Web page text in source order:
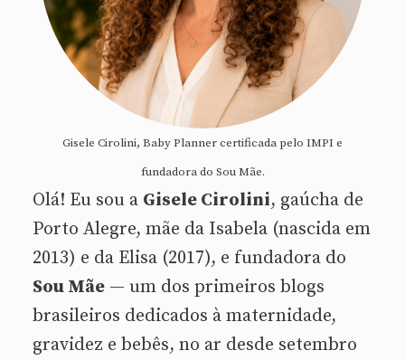
Gisele Cirolini, Baby Planner certificada pelo IMPI e
fundadora do Sou Mãe.
Olá! Eu sou a Gisele Cirolini, gaúcha de
Porto Alegre, mãe da Isabela (nascida em
2013) e da Elisa (2017), e fundadora do
Sou Mãe — um dos primeiros blogs
brasileiros dedicados à maternidade,
gravidez e bebês, no ar desde setembro